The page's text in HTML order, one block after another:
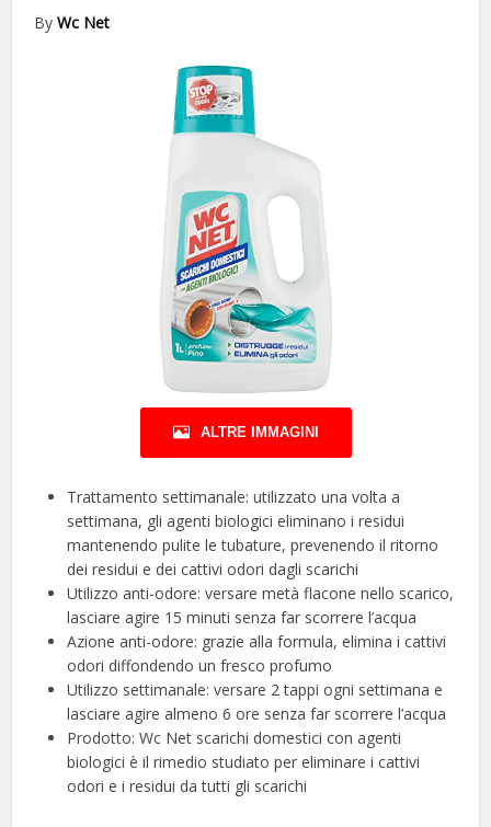
ByWc Net
ALTRE IMMAGINI
Trattamento settimanale: utilizzato una volta a
settimana, gli agenti biologici eliminano i residui
mantenendo pulite le tubature, prevenendo il ritorno
dei residui e dei cattivi odori dagli scarichi
Utilizzo anti-odore: versare metà flacone nello scarico,
lasciare agire 15 minuti senza far scorrere l’acqua
Azione anti-odore: grazie alla formula, elimina i cattivi
odori diffondendo un fresco profumo
Utilizzo settimanale: versare 2 tappi ogni settimana e
lasciare agire almeno 6 ore senza far scorrere l’acqua
Prodotto: Wc Net scarichi domestici con agenti
biologici è il rimedio studiato per eliminare i cattivi
odori e i residui da tutti gli scarichi